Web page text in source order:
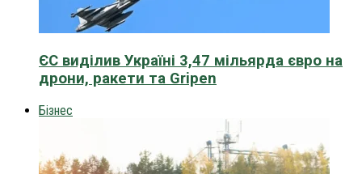
ЄС виділив Україні 3,47 мільярда євро на
дрони, ракети та Gripen
Бізнес